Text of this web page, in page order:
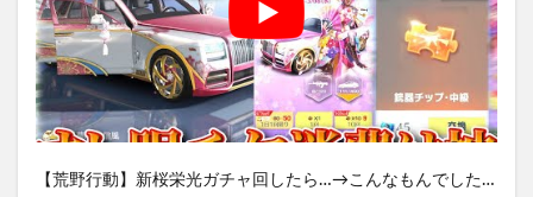
【荒野行動】新桜栄光ガチャ回したら…→こんなもんでした…